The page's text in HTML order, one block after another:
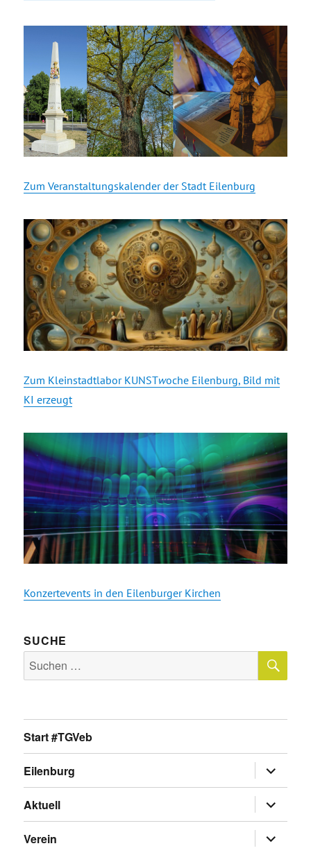
Zum Veranstaltungskalender der Stadt Eilenburg
Zum Kleinstadtlabor KUNSTwoche Eilenburg, Bild mit
KI erzeugt
Konzertevents in den Eilenburger Kirchen
SUCHE
Suche
nach:
Start #TGVeb
Eilenburg
anzeigen
Aktuell
anzeigen
Verein
anzeigen